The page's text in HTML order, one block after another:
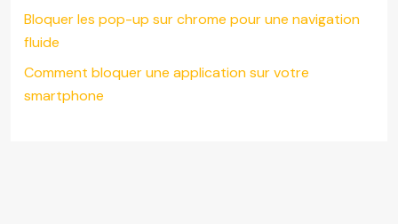
Bloquer les pop-up sur chrome pour une navigation
fluide
Comment bloquer une application sur votre
smartphone